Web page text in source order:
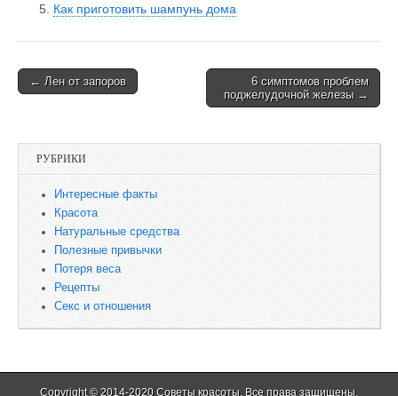
Как приготовить шампунь дома
Post navigation
← Лен от запоров
6 симптомов проблем
поджелудочной железы →
РУБРИКИ
Интересные факты
Красота
Натуральные средства
Полезные привычки
Потеря веса
Рецепты
Секс и отношения
Copyright © 2014-2020 Советы красоты. Все права защищены.